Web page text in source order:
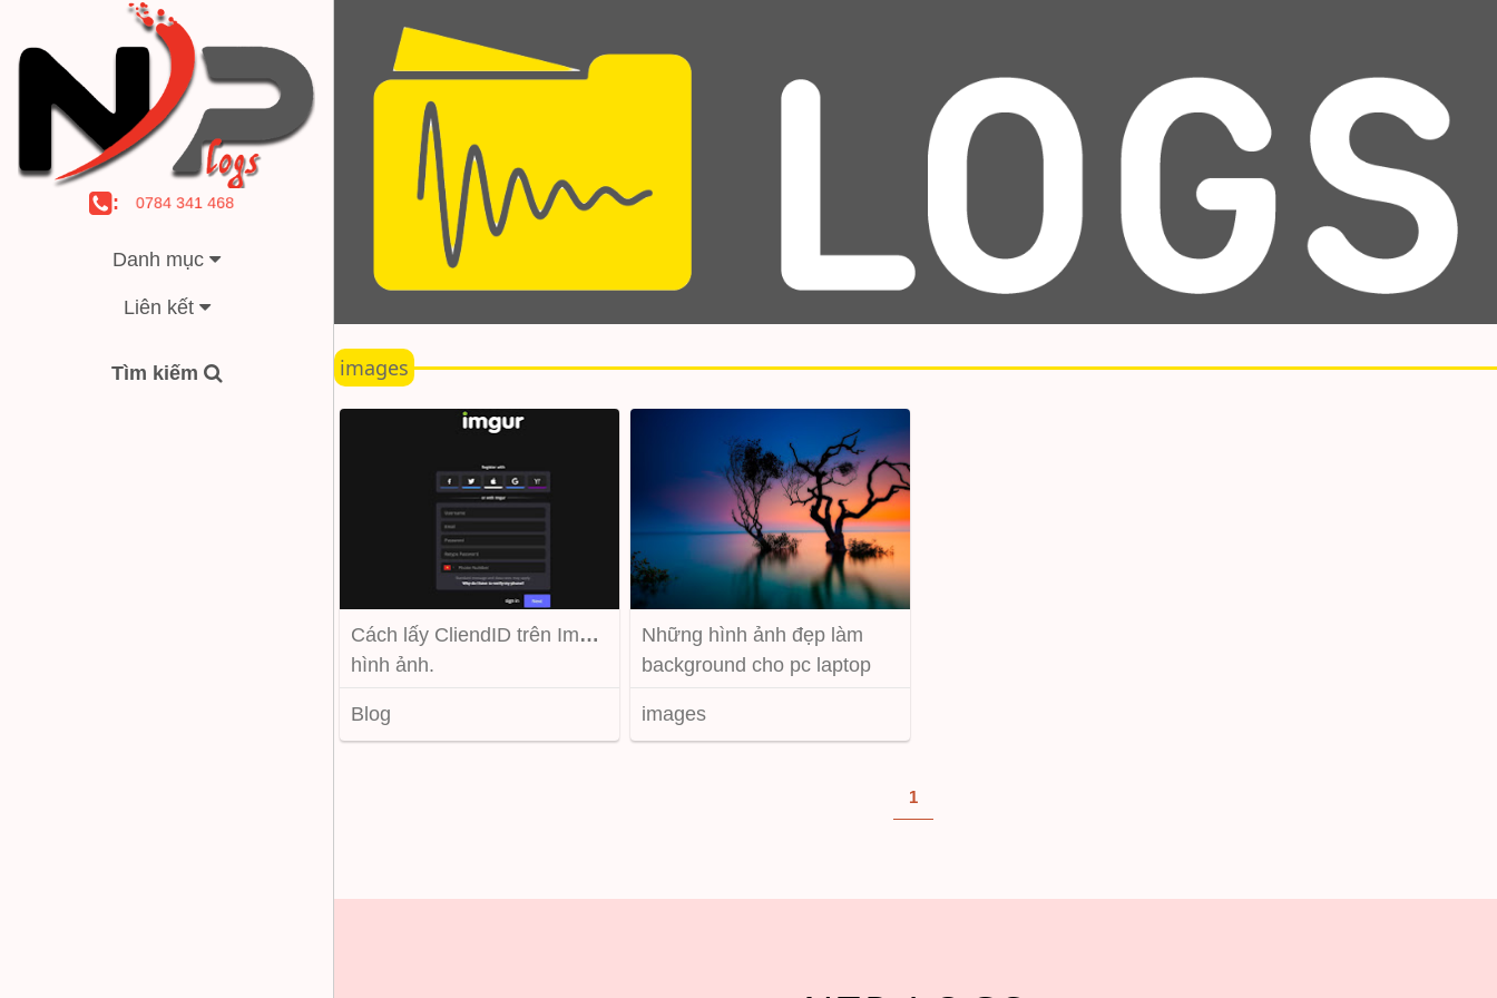
: 0784 341 468
Danh mục
Liên kết
Tìm kiếm images
Cách lấy CliendID trên Imgur
hình ảnh.
Blog
Những hình ảnh đẹp làm
background cho pc laptop
images
1